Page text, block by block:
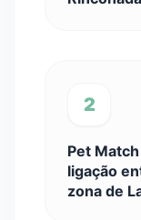
2
Pet
ligação
zona de